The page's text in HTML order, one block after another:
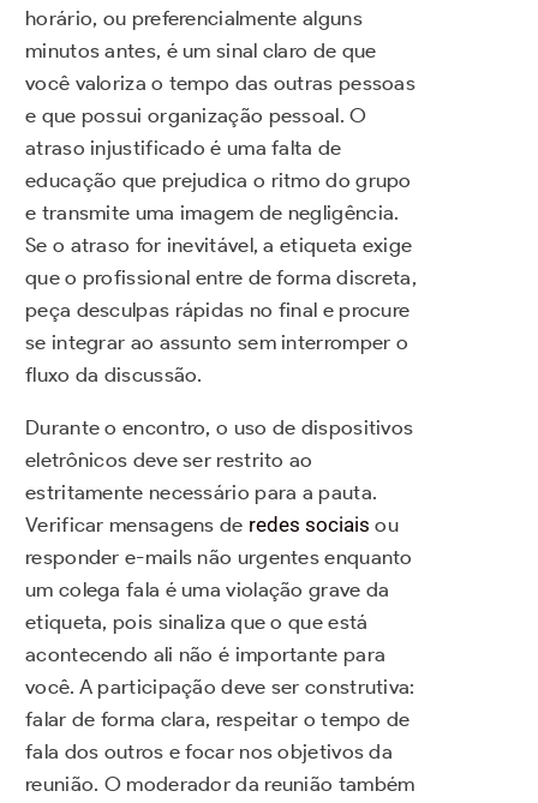
horário, ou preferencialmente alguns
minutos antes, é um sinal claro de que
você valoriza o tempo das outras pessoas
e que possui organização pessoal. O
atraso injustificado é uma falta de
educação que prejudica o ritmo do grupo
e transmite uma imagem de negligência.
Se o atraso for inevitável, a etiqueta exige
que o profissional entre de forma discreta,
peça desculpas rápidas no final e procure
se integrar ao assunto sem interromper o
fluxo da discussão.
Durante o encontro, o uso de dispositivos
eletrônicos deve ser restrito ao
estritamente necessário para a pauta.
Verificar mensagens de redes sociais ou
responder e-mails não urgentes enquanto
um colega fala é uma violação grave da
etiqueta, pois sinaliza que o que está
acontecendo ali não é importante para
você. A participação deve ser construtiva:
falar de forma clara, respeitar o tempo de
fala dos outros e focar nos objetivos da
reunião. O moderador da reunião também